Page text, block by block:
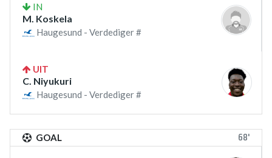
IN
M. Koskela
Haugesund - Verdediger #
UIT
C. Niyukuri
Haugesund - Verdediger #
GOAL 68'